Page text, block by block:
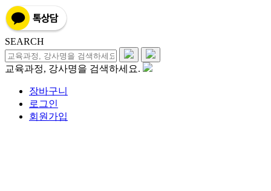
SEARCH
교육과정, 강사명을 검색하세요.
장바구니
로그인
회원가입